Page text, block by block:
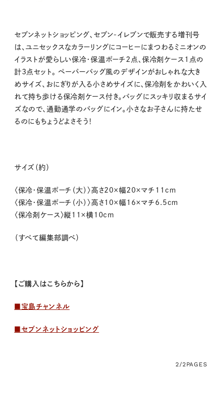
セブンネットショッピング、セブン‐イレブンで販売する増刊号
は、ユニセックスなカラーリングにコーヒーにまつわるミニオンの
イラストが愛らしい保冷・保温ポーチ2点、保冷剤ケース1点の
計3点セット。 ペーパーバッグ風のデザインがおしゃれな大き
めサイズ、おにぎりが入る小さめサイズに、保冷剤をかわいく入
れて持ち歩ける保冷剤ケース付き。バッグにスッキリ収まるサイ
ズなので、通勤通学のバッグにイン。小さなお子さんに持たせ
るのにもちょうどよさそう！
サイズ（約）
〈保冷・保温ポーチ（大）〉高さ20×幅20×マチ11cm
〈保冷・保温ポーチ（小）〉高さ10×幅16×マチ6.5cm
〈保冷剤ケース〉縦11×横10cm
（すべて編集部調べ）
【ご購入はこちらから】
■宝島チャンネル
■セブンネットショッピング
2/2PAGES